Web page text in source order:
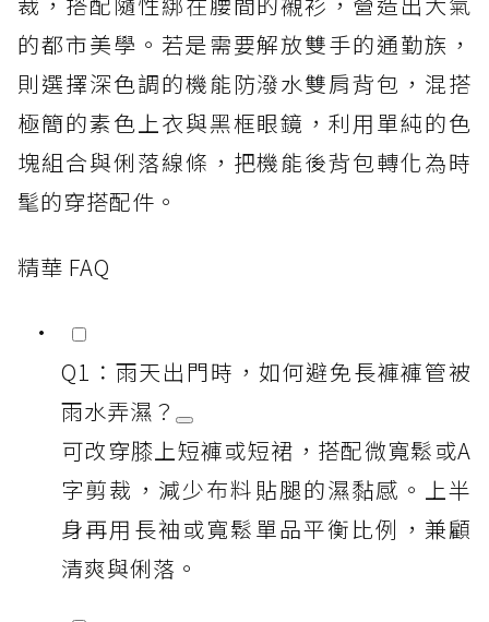
的都市美學。若是需要解放雙手的通勤族，
則選擇深色調的機能防潑水雙肩背包，混搭
極簡的素色上衣與黑框眼鏡，利用單純的色
塊組合與俐落線條，把機能後背包轉化為時
髦的穿搭配件。
精華 FAQ
Q1：雨天出門時，如何避免長褲褲管被
雨水弄濕？
可改穿膝上短褲或短裙，搭配微寬鬆或A
字剪裁，減少布料貼腿的濕黏感。上半
身再用長袖或寬鬆單品平衡比例，兼顧
清爽與俐落。